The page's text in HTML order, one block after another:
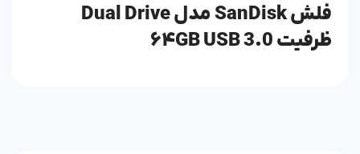
فلش SanDisk مدل Dual Drive
ظرفیت ۶۴GB USB 3.0